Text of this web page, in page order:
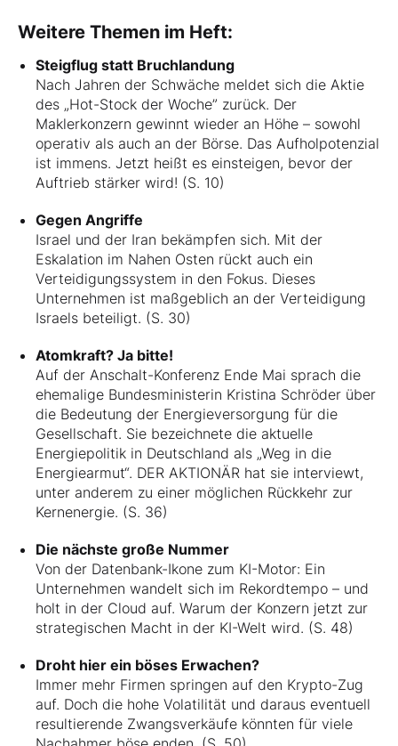
Weitere Themen im Heft:
Steigflug statt Bruchlandung
Nach Jahren der Schwäche meldet sich die Aktie
des „Hot-Stock der Woche” zurück. Der
Maklerkonzern gewinnt wieder an Höhe – sowohl
operativ als auch an der Börse. Das Aufholpotenzial
ist immens. Jetzt heißt es einsteigen, bevor der
Auftrieb stärker wird! (S. 10)
Gegen Angriffe
Israel und der Iran bekämpfen sich. Mit der
Eskalation im Nahen Osten rückt auch ein
Verteidigungssystem in den Fokus. Dieses
Unternehmen ist maßgeblich an der Verteidigung
Israels beteiligt. (S. 30)
Atomkraft? Ja bitte!
Auf der Anschalt-Konferenz Ende Mai sprach die
ehemalige Bundesministerin Kristina Schröder über
die Bedeutung der Energieversorgung für die
Gesellschaft. Sie bezeichnete die aktuelle
Energiepolitik in Deutschland als „Weg in die
Energiearmut“. DER AKTIONÄR hat sie interviewt,
unter anderem zu einer möglichen Rückkehr zur
Kernenergie. (S. 36)
Die nächste große Nummer
Von der Datenbank-Ikone zum KI-Motor: Ein
Unternehmen wandelt sich im Rekordtempo – und
holt in der Cloud auf. Warum der Konzern jetzt zur
strategischen Macht in der KI-Welt wird. (S. 48)
Droht hier ein böses Erwachen?
Immer mehr Firmen springen auf den Krypto-Zug
auf. Doch die hohe Volatilität und daraus eventuell
resultierende Zwangsverkäufe könnten für viele